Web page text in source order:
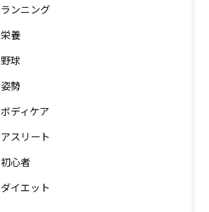
ランニング
栄養
野球
姿勢
ボディケア
アスリート
初心者
ダイエット